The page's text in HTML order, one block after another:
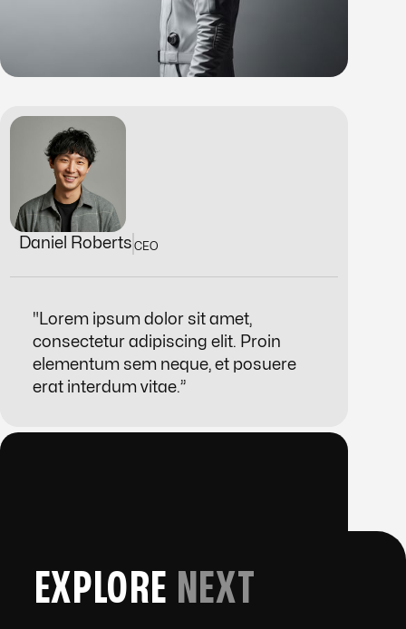
Daniel Roberts CEO
" Lorem ipsum dolor sit amet,
consectetur adipiscing elit. Proin
elementum sem neque, et posuere
erat interdum vitae.”
EXPLORE NEXT